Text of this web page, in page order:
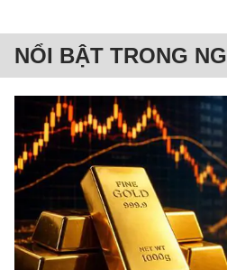
NỔI BẬT TRONG